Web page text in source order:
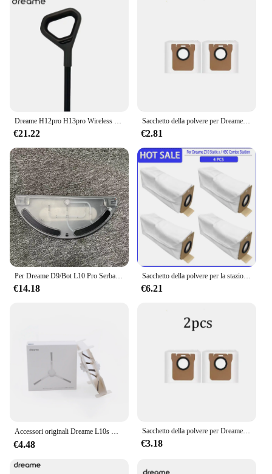
Dreame H12pro H13pro Wireless Dry Wet Intelligent Vertical aspirapolvere accessori tubo di biella in metallo
€21.22
Sacchetto della polvere per Dreame L20 Ultra L10s Ultra S10 S10 Pro parti dell'aspirapolvere per XIAOMl Mijia Omni 1S B101CN Robot X10 + accessori
€2.81
Per Dreame D9/Bot L10 Pro Serbatoio dell'acqua Robot Aspirapolvere Pezzi di ricambio di ricambio Panno lavabile Mop Serbatoio dell'acqua Straccio Accessori
€14.18
Sacchetto della polvere per la stazione Dreame Z10/accessori per pezzi di ricambio di ricambio della stazione combinata H30
€6.21
Accessori originali Dreame L10s Ultra, accessori L10 ultra, spazzola a rullo, filtro, sacchetto per la polvere, panno per scopa, spazzola laterale【Opzionale】
€4.48
Sacchetto della polvere per Dreame L20 Ultra L10s Ultra S10 S10 Pro parti dell'aspirapolvere per XIAOMl Mijia Omni 1S B101CN Robot X10 + accessori
€3.18